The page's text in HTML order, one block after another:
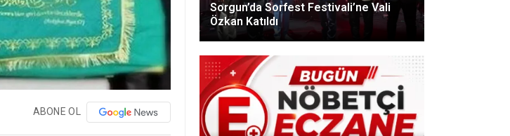
ABONE OL
Sorgun’da Sorfest Festivali’ne Vali
Özkan Katıldı